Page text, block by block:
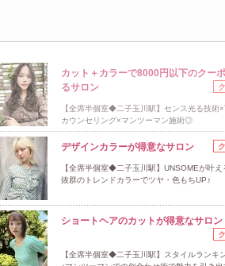
カット＋カラーで8000円以下のクー
るサロン
【全席半個室◆二子玉川駅】センス光る技術
カウンセリング×マンツーマン施術◎
デザインカラーが得意なサロン
【全席半個室◆二子玉川駅】UNSOMEが叶え
抜群のトレンドカラーでツヤ・色もちUP♪
ショートヘアのカットが得意なサロン
【全席半個室◆二子玉川駅】スタイルランキ